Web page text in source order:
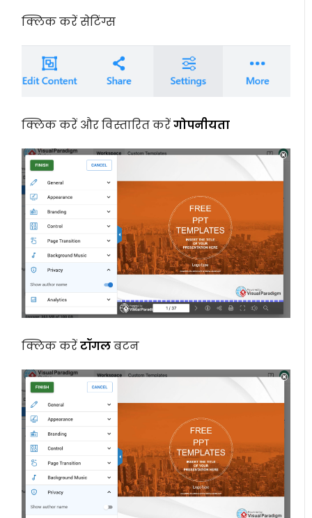
क्लिक करेंसेटिंग्स
क्लिक करें और विस्तारित करेंगोपनीयता
क्लिक करेंटॉगलबटन